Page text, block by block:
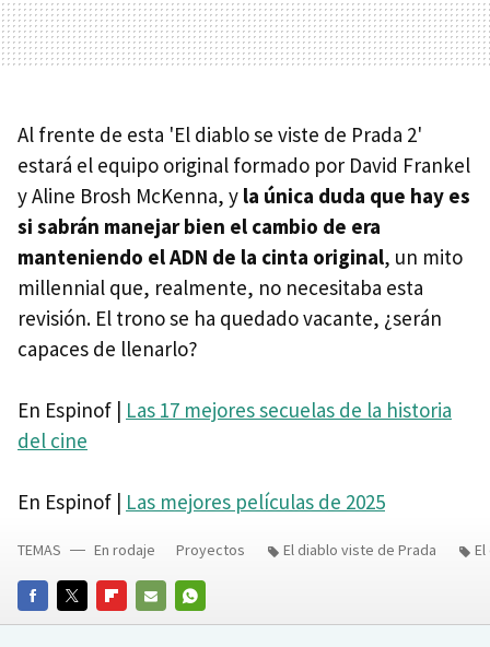
Al frente de esta 'El diablo se viste de Prada 2'
estará el equipo original formado por David Frankel
y Aline Brosh McKenna, y la única duda que hay es
si sabrán manejar bien el cambio de era
manteniendo el ADN de la cinta original, un mito
millennial que, realmente, no necesitaba esta
revisión. El trono se ha quedado vacante, ¿serán
capaces de llenarlo?
En Espinof | Las 17 mejores secuelas de la historia
del cine
En Espinof | Las mejores películas de 2025
FACEBOOKTWITTERFLIPBOARD
E-
WHATSAPP
TEMAS En rodaje Proyectos El diablo viste de Prada